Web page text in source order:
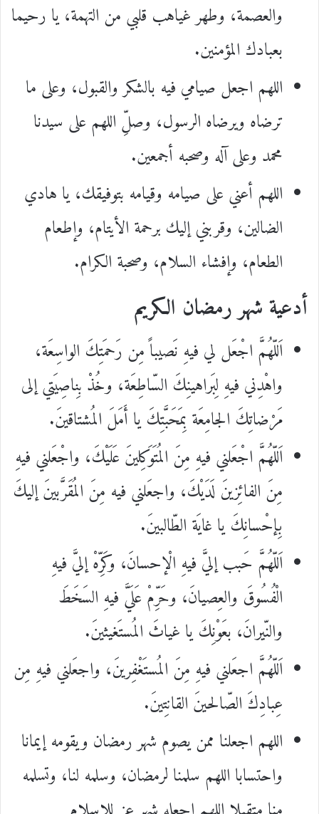
والعصمة، وطهر غياهب قلبي من التهمة، يا رحيما
بعبادك المؤمنين.
اللهم اجعل صيامي فيه بالشكر والقبول، وعلى ما
ترضاه ويرضاه الرسول، وصلِّ اللهم على سيدنا
محمد وعلى آله وصحبه أجمعين.
اللهم أعني على صيامه وقيامه بتوفيقك، يا هادي
الضالين، وقربني إليك برحمة الأيتام، وإطعام
الطعام، وإفشاء السلام، وصحبة الكرام.
أدعية شهر رمضان الكريم
اَللّهُمَّ اجْعَل لي فيهِ نَصيباً مِن رَحمَتِكَ الواسِعَة،
واهْدِني فيهِ لِبَراهينِكَ السّاطِعَة، وخُذْ بِناصِيَتي إلى
مَرْضاتِكَ الجامِعَة بِمَحَبَّتِكَ يا أَمَلَ المُشتاقينَ.
اَللّهُمَّ اجْعَلني فيهِ مِنَ المُتَوَكِلينَ عَلَيْكَ، واجْعَلني فيهِ
مِنَ الفائِزينَ لَدَيْكَ، واجعَلني فيه مِنَ المُقَرَّبينَ إليكَ
بِإحْسانِكَ يا غايَة الطّالبينَ.
اَللّهُمَّ حَبب إليَّ فيهِ الْإحسانَ، وكَرِّهْ إليَّ فيهِ
الْفُسُوقَ والعِصيانَ، وحَرِّمْ عَلَيَّ فيهِ السَخَطَ
والنّيرانَ، بعَوْنِكَ يا غياثَ المُستَغيثينَ.
اَللّهُمَّ اجعَلني فيهِ مِنَ المُستَغْفِرينَ، واجعَلني فيهِ مِن
عِبادِكَ الصّالحينَ القانِتينَ.
اللهم اجعلنا ممن يصوم شهر رمضان ويقومه إيمانا
واحتسابا اللهم سلمنا لرمضان، وسلمه لنا، وتسلمه